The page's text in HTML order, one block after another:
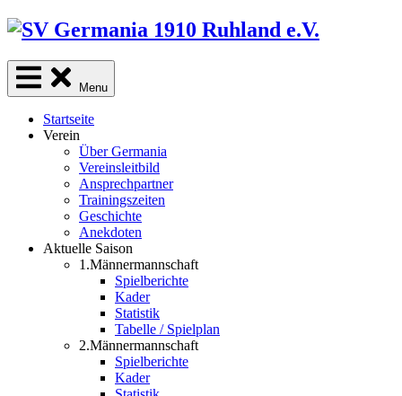
Skip
content
Menu
Startseite
Verein
Über Germania
Vereinsleitbild
Ansprechpartner
Trainingszeiten
Geschichte
Anekdoten
Aktuelle Saison
1.Männermannschaft
Spielberichte
Kader
Statistik
Tabelle / Spielplan
2.Männermannschaft
Spielberichte
Kader